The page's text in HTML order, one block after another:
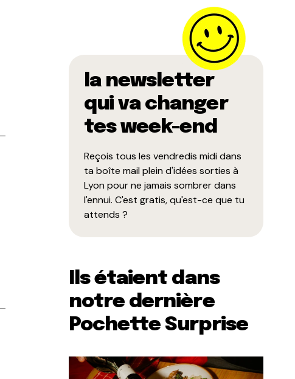
la newsletter
qui va changer
tes week-end
Reçois tous les vendredis midi dans
ta boîte mail plein d'idées sorties à
Lyon pour ne jamais sombrer dans
l'ennui. C'est gratis, qu'est-ce que tu
attends ?
Ils étaient dans
notre dernière
Pochette Surprise